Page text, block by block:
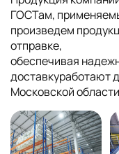
ГОСТам,
произведем
отправке,
обеспечивая
доставкуработают
Московской